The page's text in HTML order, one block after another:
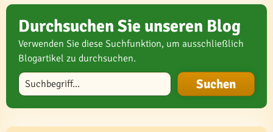
Durchsuchen Sie unseren Blog
Verwenden Sie diese Suchfunktion, um ausschließlich
Blogartikel zu durchsuchen.
Blog durchsuchen